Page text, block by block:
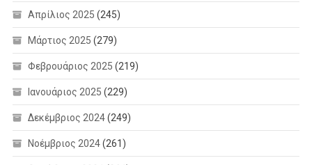
Απρίλιος 2025 (245)
Μάρτιος 2025 (279)
Φεβρουάριος 2025 (219)
Ιανουάριος 2025 (229)
Δεκέμβριος 2024(249)
Νοέμβριος 2024(261)